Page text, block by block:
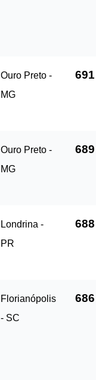
Ouro Preto -
MG
691
Ouro Preto -
MG
689
Londrina -
PR
688
Florianópolis
- SC
686